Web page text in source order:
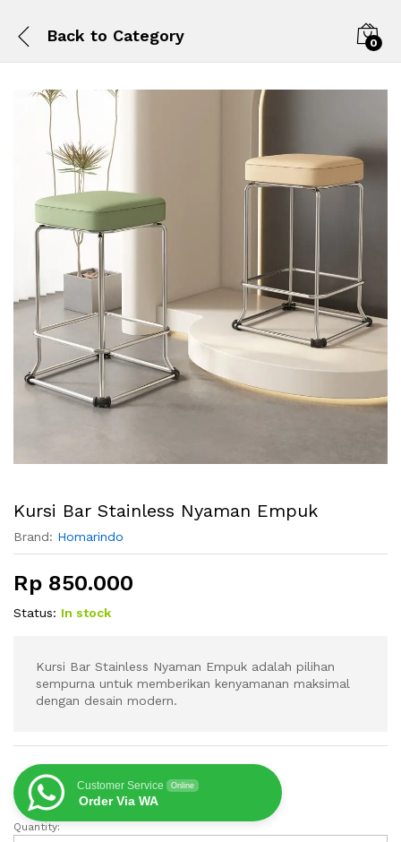
Back to Category 0
Kursi Bar Stainless Nyaman Empuk
Brand: Homarindo
Rp 850.000
Status: In stock
Kursi Bar Stainless Nyaman Empuk adalah pilihan
sempurna untuk memberikan kenyamanan maksimal
dengan desain modern.
Customer Service Online
Order Via WA
Kursi
Quantity: